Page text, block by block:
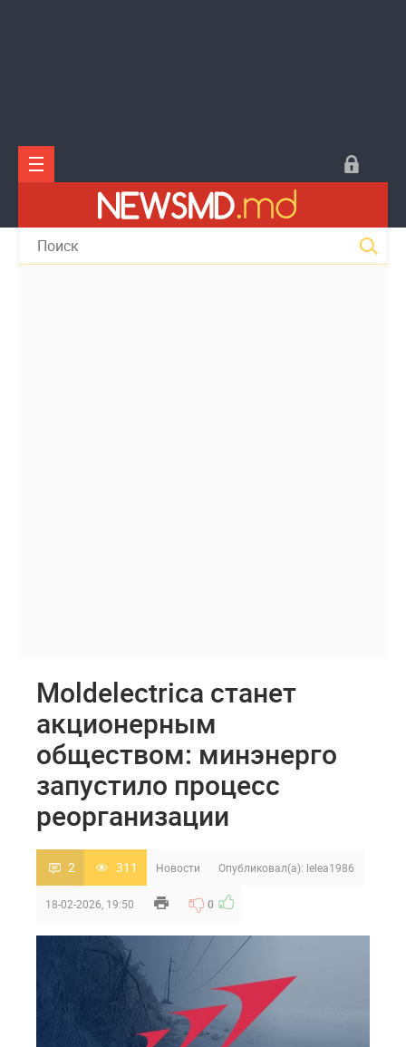
Moldelectrica станет
акционерным
обществом: минэнерго
запустило процесс
реорганизации
2 311 Новости Опубликовал(а): lelea1986
18-02-2026, 19:50 0